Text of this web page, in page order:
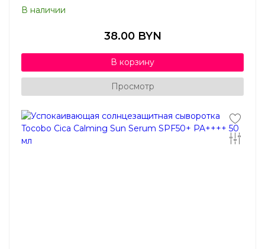
В наличии
38.00 BYN
В корзину
Просмотр